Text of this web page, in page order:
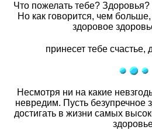
Что пожелать тебе?
Но как говорится, чем
здоровое
принесет тебе счастье,
Несмотря ни на какие
невредим. Пусть безупречное
достигать в жизни самых